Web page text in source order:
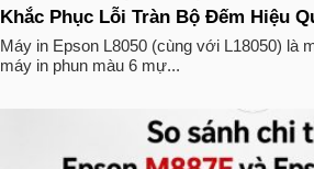
Khắc Phục Lỗi Tràn Bộ Đếm Hiệu
Máy in Epson L8050 (cùng với L18050) là
máy in phun màu 6 mự...